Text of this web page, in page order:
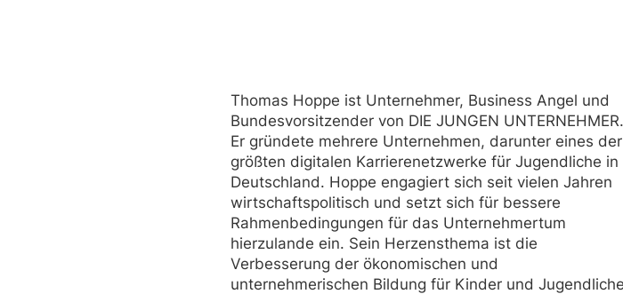
Thomas Hoppe ist Unternehmer, Business Angel und
Bundesvorsitzender von DIE JUNGEN UNTERNEHMER.
Er gründete mehrere Unternehmen, darunter eines der
größten digitalen Karrierenetzwerke für Jugendliche in
Deutschland. Hoppe engagiert sich seit vielen Jahren
wirtschaftspolitisch und setzt sich für bessere
Rahmenbedingungen für das Unternehmertum
hierzulande ein. Sein Herzensthema ist die
Verbesserung der ökonomischen und
unternehmerischen Bildung für Kinder und Jugendliche